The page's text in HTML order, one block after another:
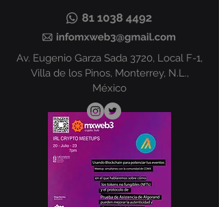
Av. Eugenio Garza Sada 3720, Local F-1,
Villa de los Pinos, Monterrey, N.L.,
México